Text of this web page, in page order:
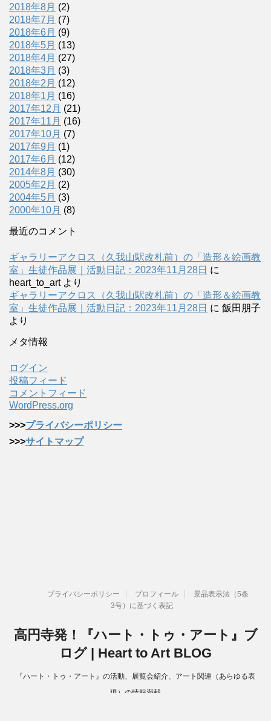
2018年8月 (2)
2018年7月 (7)
2018年6月 (9)
2018年5月 (13)
2018年4月 (27)
2018年3月 (3)
2018年2月 (12)
2018年1月 (16)
2017年12月 (21)
2017年11月 (16)
2017年10月 (7)
2017年9月 (1)
2017年6月 (12)
2014年8月 (30)
2005年2月 (2)
2004年5月 (3)
2000年10月 (8)
最近のコメント
ギャラリーアクロス（久我山駅改札前）の「造形＆絵画教
室」生徒作品展｜活動日記：2023年11月28日 に
heart_to_artより
ギャラリーアクロス（久我山駅改札前）の「造形＆絵画教
室」生徒作品展｜活動日記：2023年11月28日 に 飯田朋子
より
メタ情報
ログイン
投稿フィード
コメントフィード
WordPress.org
>>>プライバシーポリシー
>>>サイトマップ
プライバシーポリシー プロフィール
景品表示法（5条
3号）に基づく表記
高円寺発！『ハート・トゥ・アート』ブ
ログ | Heart to Art BLOG
『ハート・トゥ・アート』の活動、展覧会紹介、アート関連（あらゆる表
現）の情報満載